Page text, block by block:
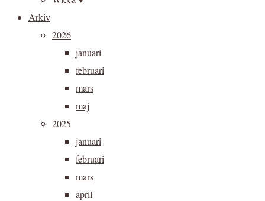
Arkiv
2026
januari
februari
mars
maj
2025
januari
februari
mars
april